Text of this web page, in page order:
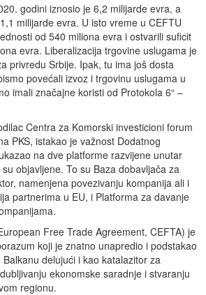
godini iznosio je 6,2 milijarde evra, a
milijarde evra. U isto vreme u CEFTU
od 540 miliona evra i ostvarili suficit
evra. Liberalizacija trgovine uslugama je
privredu Srbije. Ipak, tu ima još dosta
povećali izvoz i trgovinu uslugama u
imali značajne koristi od Protokola 6“ –
Centra za Komorski investicioni forum
PKS, istakao je važnost Dodatnog
na dve platforme razvijene unutar
objavljene. To su Baza dobavljača za
namenjena povezivanju kompanija ali i
partnerima u EU, i Platforma za davanje
Free Trade Agreement, CEFTA) je
koji je znatno unapredio i podstakao
delujući i kao katalazitor za
ekonomske saradnje i stvaranju
regionu.